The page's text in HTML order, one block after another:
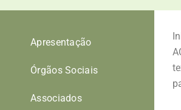
Apresentação
Órgãos Sociais
Associados